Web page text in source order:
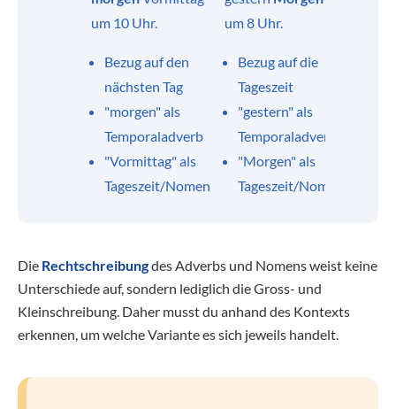
um 10 Uhr.
um 8 Uhr.
Bezug auf den
nächsten Tag
"morgen" als
Temporaladverb
"Vormittag" als
Tageszeit/Nomen
Bezug auf die
Tageszeit
"gestern" als
Temporaladverb
"Morgen" als
Tageszeit/Nomen
Die Rechtschreibungdes Adverbs und Nomens weist keine
Unterschiede auf, sondern lediglich die Gross- und
Kleinschreibung. Daher musst du anhand des Kontexts
erkennen, um welche Variante es sich jeweils handelt.